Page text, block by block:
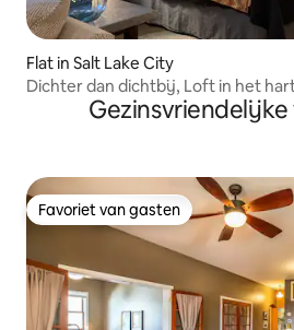
Flat in Salt Lake City
Dichter dan dichtbij, Loft in het
Favoriet van gasten
Favoriet van gasten